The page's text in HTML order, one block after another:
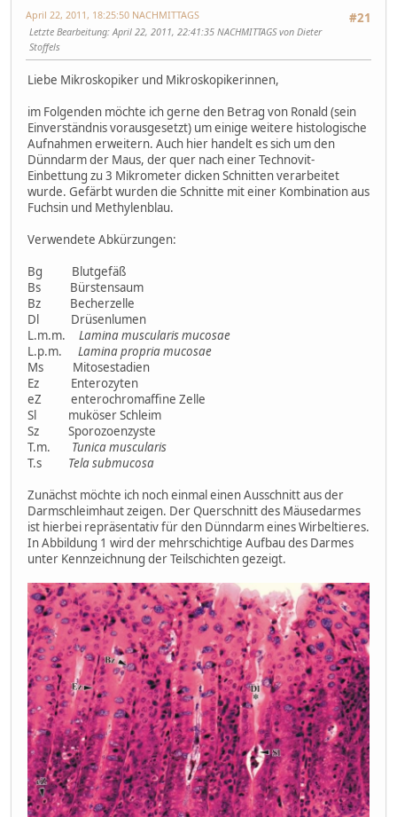
#21
April 22, 2011, 18:25:50 NACHMITTAGS
Letzte Bearbeitung: April 22, 2011, 22:41:35 NACHMITTAGS von Dieter
Stoffels
Liebe Mikroskopiker und Mikroskopikerinnen,
im Folgenden möchte ich gerne den Betrag von Ronald (sein
Einverständnis vorausgesetzt) um einige weitere histologische
Aufnahmen erweitern. Auch hier handelt es sich um den
Dünndarm der Maus, der quer nach einer Technovit-
Einbettung zu 3 Mikrometer dicken Schnitten verarbeitet
wurde. Gefärbt wurden die Schnitte mit einer Kombination aus
Fuchsin und Methylenblau.
Verwendete Abkürzungen:
Bg Blutgefäß
Bs Bürstensaum
Bz Becherzelle
Dl Drüsenlumen
L.m.m. Lamina muscularis mucosae
L.p.m. Lamina propria mucosae
Ms Mitosestadien
Ez Enterozyten
eZ enterochromaffine Zelle
Sl muköser Schleim
Sz Sporozoenzyste
T.m. Tunica muscularis
T.s Tela submucosa
Zunächst möchte ich noch einmal einen Ausschnitt aus der
Darmschleimhaut zeigen. Der Querschnitt des Mäusedarmes
ist hierbei repräsentativ für den Dünndarm eines Wirbeltieres.
In Abbildung 1 wird der mehrschichtige Aufbau des Darmes
unter Kennzeichnung der Teilschichten gezeigt.